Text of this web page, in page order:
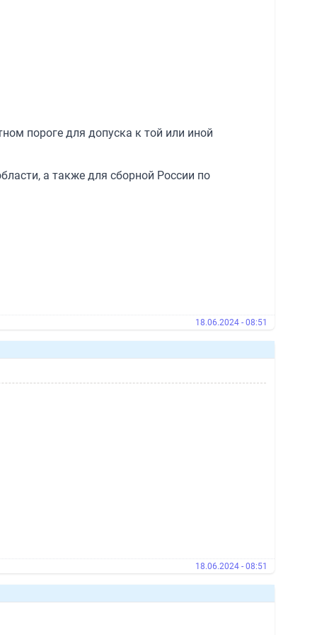
пороге для допуска к той или иной
а также для сборной России по
18.06.2024 - 08:51
18.06.2024 - 08:51